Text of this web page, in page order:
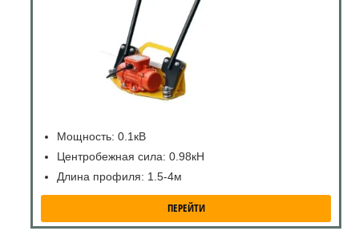
Мощность: 0.1кВ
Центробежная сила: 0.98кН
Длина профиля: 1.5-4м
ПЕРЕЙТИ